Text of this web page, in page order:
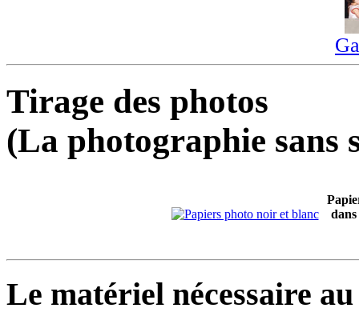
Tirage des photos
(La photographie sans
Le matériel nécessaire